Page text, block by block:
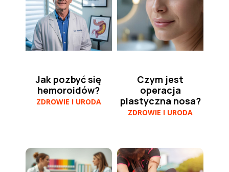
Jak pozbyć się
hemoroidów?
ZDROWIE I URODA
Czym jest
operacja
plastyczna nosa?
ZDROWIE I URODA